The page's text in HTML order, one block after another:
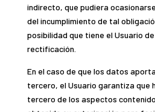
indirecto, que pudiera
del incumplimiento de tal
posibilidad que tiene el Usuario
rectificación.
En el caso de que los datos
tercero, el Usuario garantiza que
tercero de los aspectos